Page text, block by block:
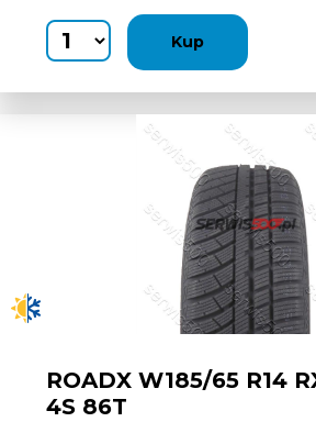
Kup
ROADX W185/65 R14
4S 86T